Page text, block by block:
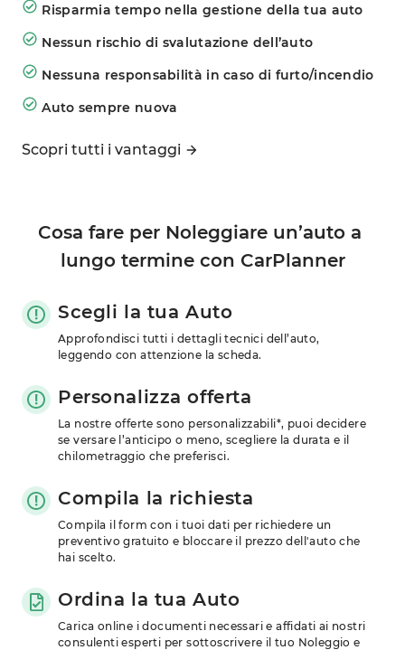
Risparmia tempo nella gestione della tua auto
Nessun rischio di svalutazione dell’auto
Nessuna responsabilità in caso di furto/incendio
Auto sempre nuova
Scopri tutti i vantaggi
Cosa fare per Noleggiare un’auto a
lungo termine con CarPlanner
Scegli la tua Auto
Approfondisci tutti i dettagli tecnici dell’auto,
leggendo con attenzione la scheda.
Personalizza offerta
La nostre offerte sono personalizzabili*, puoi decidere
se versare l’anticipo o meno, scegliere la durata e il
chilometraggio che preferisci.
Compila la richiesta
Compila il form con i tuoi dati per richiedere un
preventivo gratuito e bloccare il prezzo dell'auto che
hai scelto.
Ordina la tua Auto
Carica online i documenti necessari e affidati ai nostri
consulenti esperti per sottoscrivere il tuo Noleggio e